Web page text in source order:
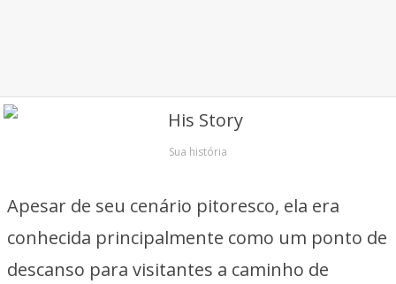
Sua história
Apesar de seu cenário pitoresco, ela era
conhecida principalmente como um ponto de
descanso para visitantes a caminho de